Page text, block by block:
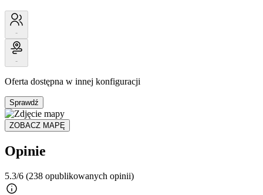
-
-
Oferta dostępna w innej konfiguracji
Sprawdź
ZOBACZ MAPĘ
Opinie
5.3/6 (238 opublikowanych opinii)